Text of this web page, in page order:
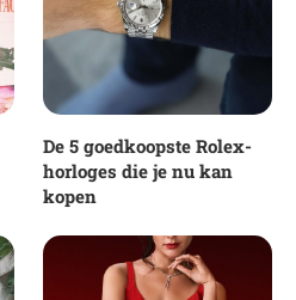
De 5 goedkoopste Rolex-
horloges die je nu kan
kopen